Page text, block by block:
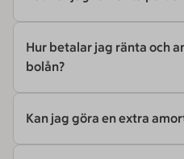
Hur betalar jag ränta och
bolån?
Kan jag göra en extra